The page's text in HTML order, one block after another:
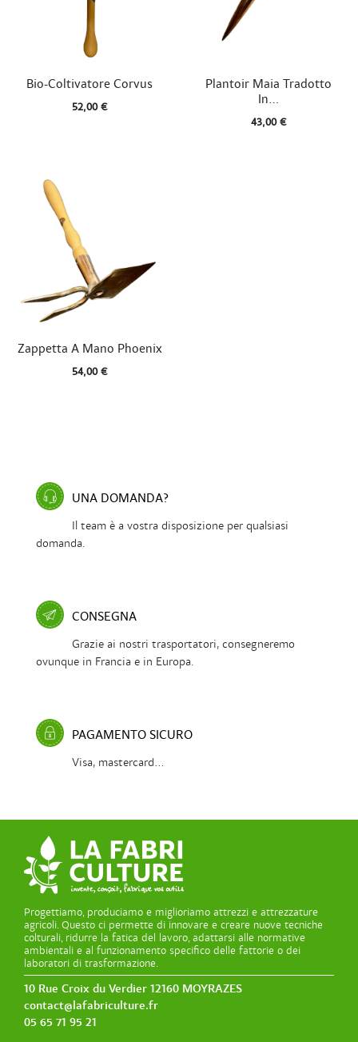
Vista rapida
Bio-Coltivatore Corvus
52,00 €
Vista rapida
Plantoir Maia Tradotto
In...
43,00 €
Vista rapida
Zappetta A Mano Phoenix
54,00 €
UNA DOMANDA?
Il team è a vostra disposizione per qualsiasi
domanda.
CONSEGNA
Grazie ai nostri trasportatori, consegneremo
ovunque in Francia e in Europa.
PAGAMENTO SICURO
Visa, mastercard...
Progettiamo, produciamo e miglioriamo attrezzi e attrezzature
agricoli. Questo ci permette di innovare e creare nuove tecniche
colturali, ridurre la fatica del lavoro, adattarsi alle normative
ambientali e al funzionamento specifico delle fattorie o dei
laboratori di trasformazione.
10 Rue Croix du Verdier 12160 MOYRAZES
contact@lafabriculture.fr
05 65 71 95 21